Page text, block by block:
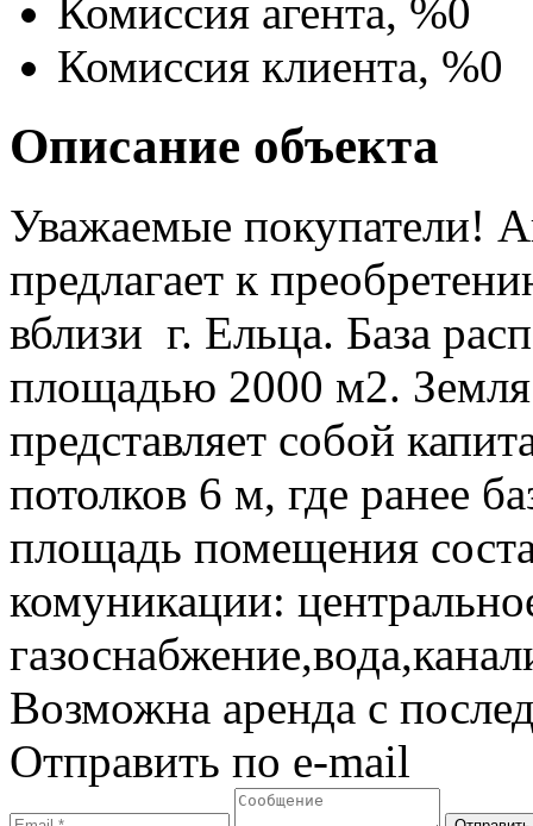
Комиссия агента, %0
Комиссия клиента, %0
Описание объекта
Уважаемые покупатели!
предлагает к
вблизи г. Ельца. База
площадью 2000 м2. Земля
представляет собой
потолков 6 м, где ранее
площадь помещения
комуникации:
Возможна аренда с
Отправить по e-mail